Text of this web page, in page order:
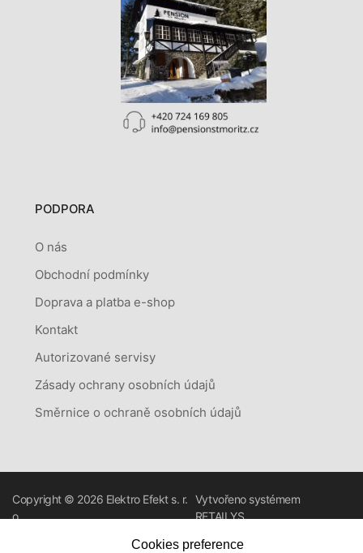
PODPORA
O nás
Obchodní podmínky
Doprava a platba e-shop
Kontakt
Autorizované servisy
Zásady ochrany osobních údajů
Směrnice o ochraně osobních údajů
Copyright © 2026 Elektro Efekt s. r.
o.
Vytvořeno systémem
RETAILYS.
Cookies preference